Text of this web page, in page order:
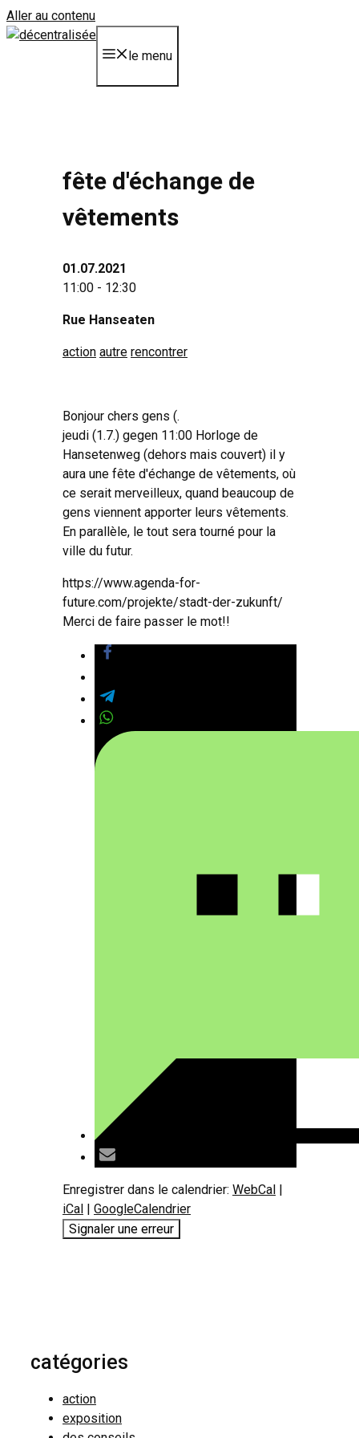
Aller au contenu
le menu
fête d'échange de
vêtements
01.07.2021
11:00 - 12:30
Rue Hanseaten
action autre rencontrer
Bonjour chers gens (.
jeudi (1.7.) gegen 11:00 Horloge de
Hansetenweg (dehors mais couvert) il y
aura une fête d'échange de vêtements, où
ce serait merveilleux, quand beaucoup de
gens viennent apporter leurs vêtements.
En parallèle, le tout sera tourné pour la
ville du futur.
https://www.agenda-for-
future.com/projekte/stadt-der-zukunft/
Merci de faire passer le mot!!
Enregistrer dans le calendrier: WebCal |
iCal | GoogleCalendrier
Signaler une erreur
catégories
action
exposition